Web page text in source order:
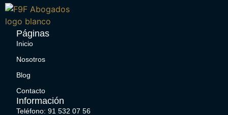
Páginas
Inicio
Nosotros
Blog
Contacto
Información
Teléfono: 91 532 07 56